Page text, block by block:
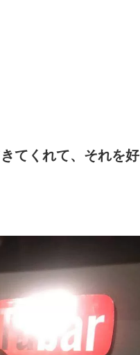
てくれて、それを好